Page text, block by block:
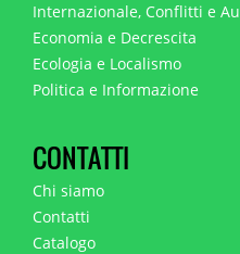
Internazionale, Conflitti e
Economia e Decrescita
Ecologia e Localismo
Politica e Informazione
CONTATTI
Chi siamo
Contatti
Catalogo